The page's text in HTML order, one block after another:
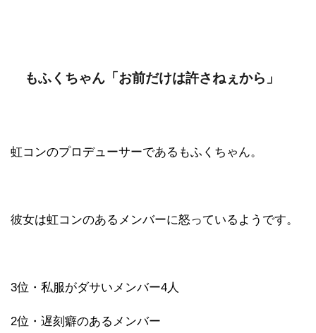
もふくちゃん「お前だけは許さねぇから」
虹コンのプロデューサーであるもふくちゃん。
彼女は虹コンのあるメンバーに怒っているようです。
3位・私服がダサいメンバー4人
2位・遅刻癖のあるメンバー